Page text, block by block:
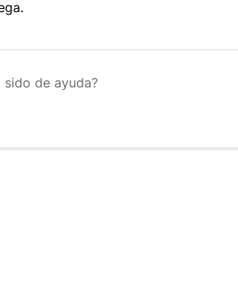
sido de ayuda?